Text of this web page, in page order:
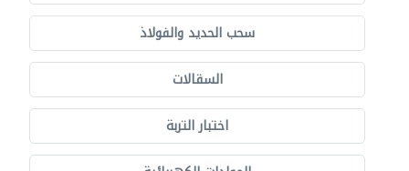
سحب الحديد والفولاذ
السقالات
اختبار التربة